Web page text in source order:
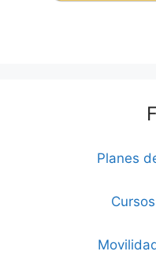
Planes